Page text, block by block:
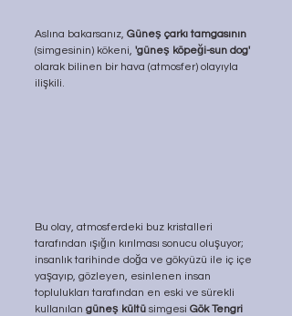
Aslına bakarsanız, Güneş çarkı tamgasının
(simgesinin) kökeni, 'güneş köpeği-sun dog'
olarak bilinen bir hava (atmosfer) olayıyla
ilişkili.
Bu olay, atmosferdeki buz kristalleri
tarafından ışığın kırılması sonucu oluşuyor;
insanlık tarihinde doğa ve gökyüzü ile iç içe
yaşayıp, gözleyen, esinlenen insan
toplulukları tarafından en eski ve sürekli
kullanılan güneş kültü simgesi Gök Tengri